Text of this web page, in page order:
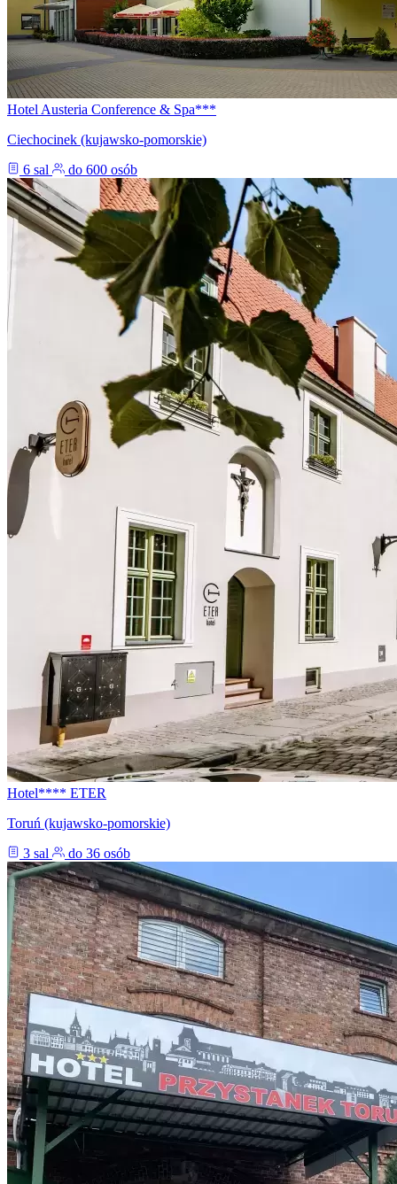
Hotel Austeria Conference & Spa***
Ciechocinek (kujawsko-pomorskie)
6 sal
do 600 osób
Hotel**** ETER
Toruń (kujawsko-pomorskie)
3 sal
do 36 osób